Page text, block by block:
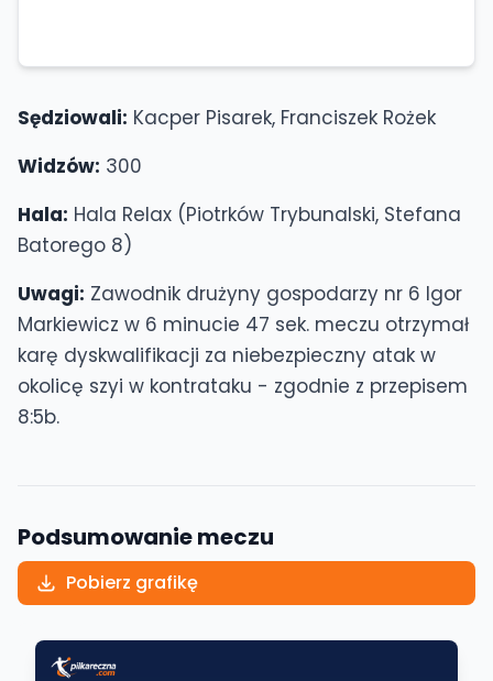
Sędziowali: Kacper Pisarek, Franciszek Rożek
Widzów: 300
Hala: Hala Relax (Piotrków Trybunalski, Stefana
Batorego 8)
Uwagi: Zawodnik drużyny gospodarzy nr 6 Igor
Markiewicz w 6 minucie 47 sek. meczu otrzymał
karę dyskwalifikacji za niebezpieczny atak w
okolicę szyi w kontrataku - zgodnie z przepisem
8:5b.
Podsumowanie meczu
Pobierz grafikę